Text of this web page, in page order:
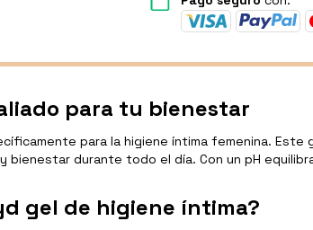
para tu bienestar
para la higiene íntima femenina.
durante todo el día. Con un pH
gel de higiene íntima?